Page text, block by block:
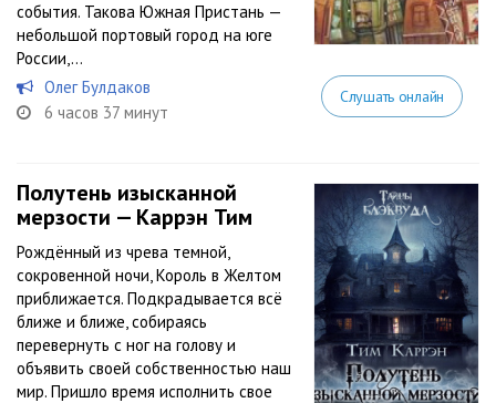
события. Такова Южная Пристань —
небольшой портовый город на юге
России,...
Олег Булдаков
6 часов 37 минут
Слушать онлайн
Полутень изысканной
мерзости — Каррэн Тим
Рождённый из чрева темной,
сокровенной ночи, Король в Желтом
приближается. Подкрадывается всё
ближе и ближе, собираясь
перевернуть с ног на голову и
объявить своей собственностью наш
мир. Пришло время исполнить свое